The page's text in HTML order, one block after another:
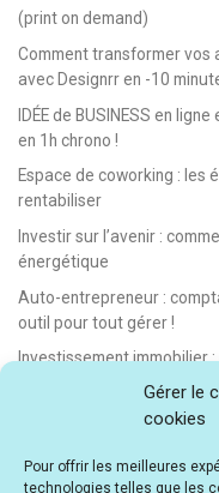
Gérer le
cookies
Pour offrir les meilleures
technologies telles que les
(print on demand)
Comment transformer vos
avec Designrr en -10
IDÉE de BUSINESS en
en 1h chrono !
Espace de coworking : les
rentabiliser
Investir sur l’avenir :
énergétique
Auto-entrepreneur :
outil pour tout gérer !
Investissement immobilier
location saisonnière
E-learning : les meilleurs
Idée de business en ligne